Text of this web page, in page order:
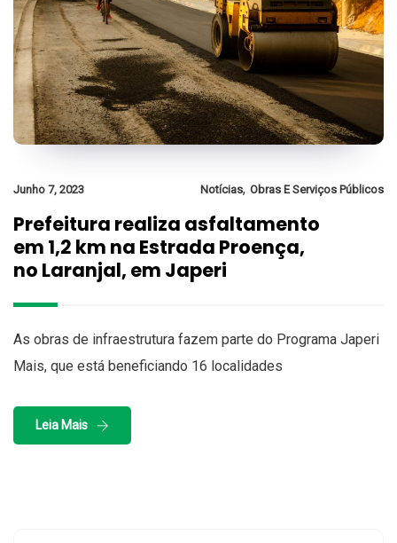
Junho 7, 2023 Notícias, Obras E Serviços Públicos
Prefeitura realiza asfaltamento
em 1,2 km na Estrada Proença,
no Laranjal, em Japeri
As obras de infraestrutura fazem parte do Programa Japeri
Mais, que está beneficiando 16 localidades
Leia Mais